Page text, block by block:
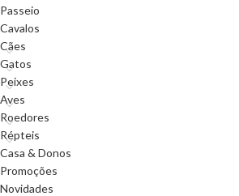
Passeio
Cavalos
Cães
Gatos
Peixes
Aves
Roedores
Répteis
Casa & Donos
Promoções
Novidades